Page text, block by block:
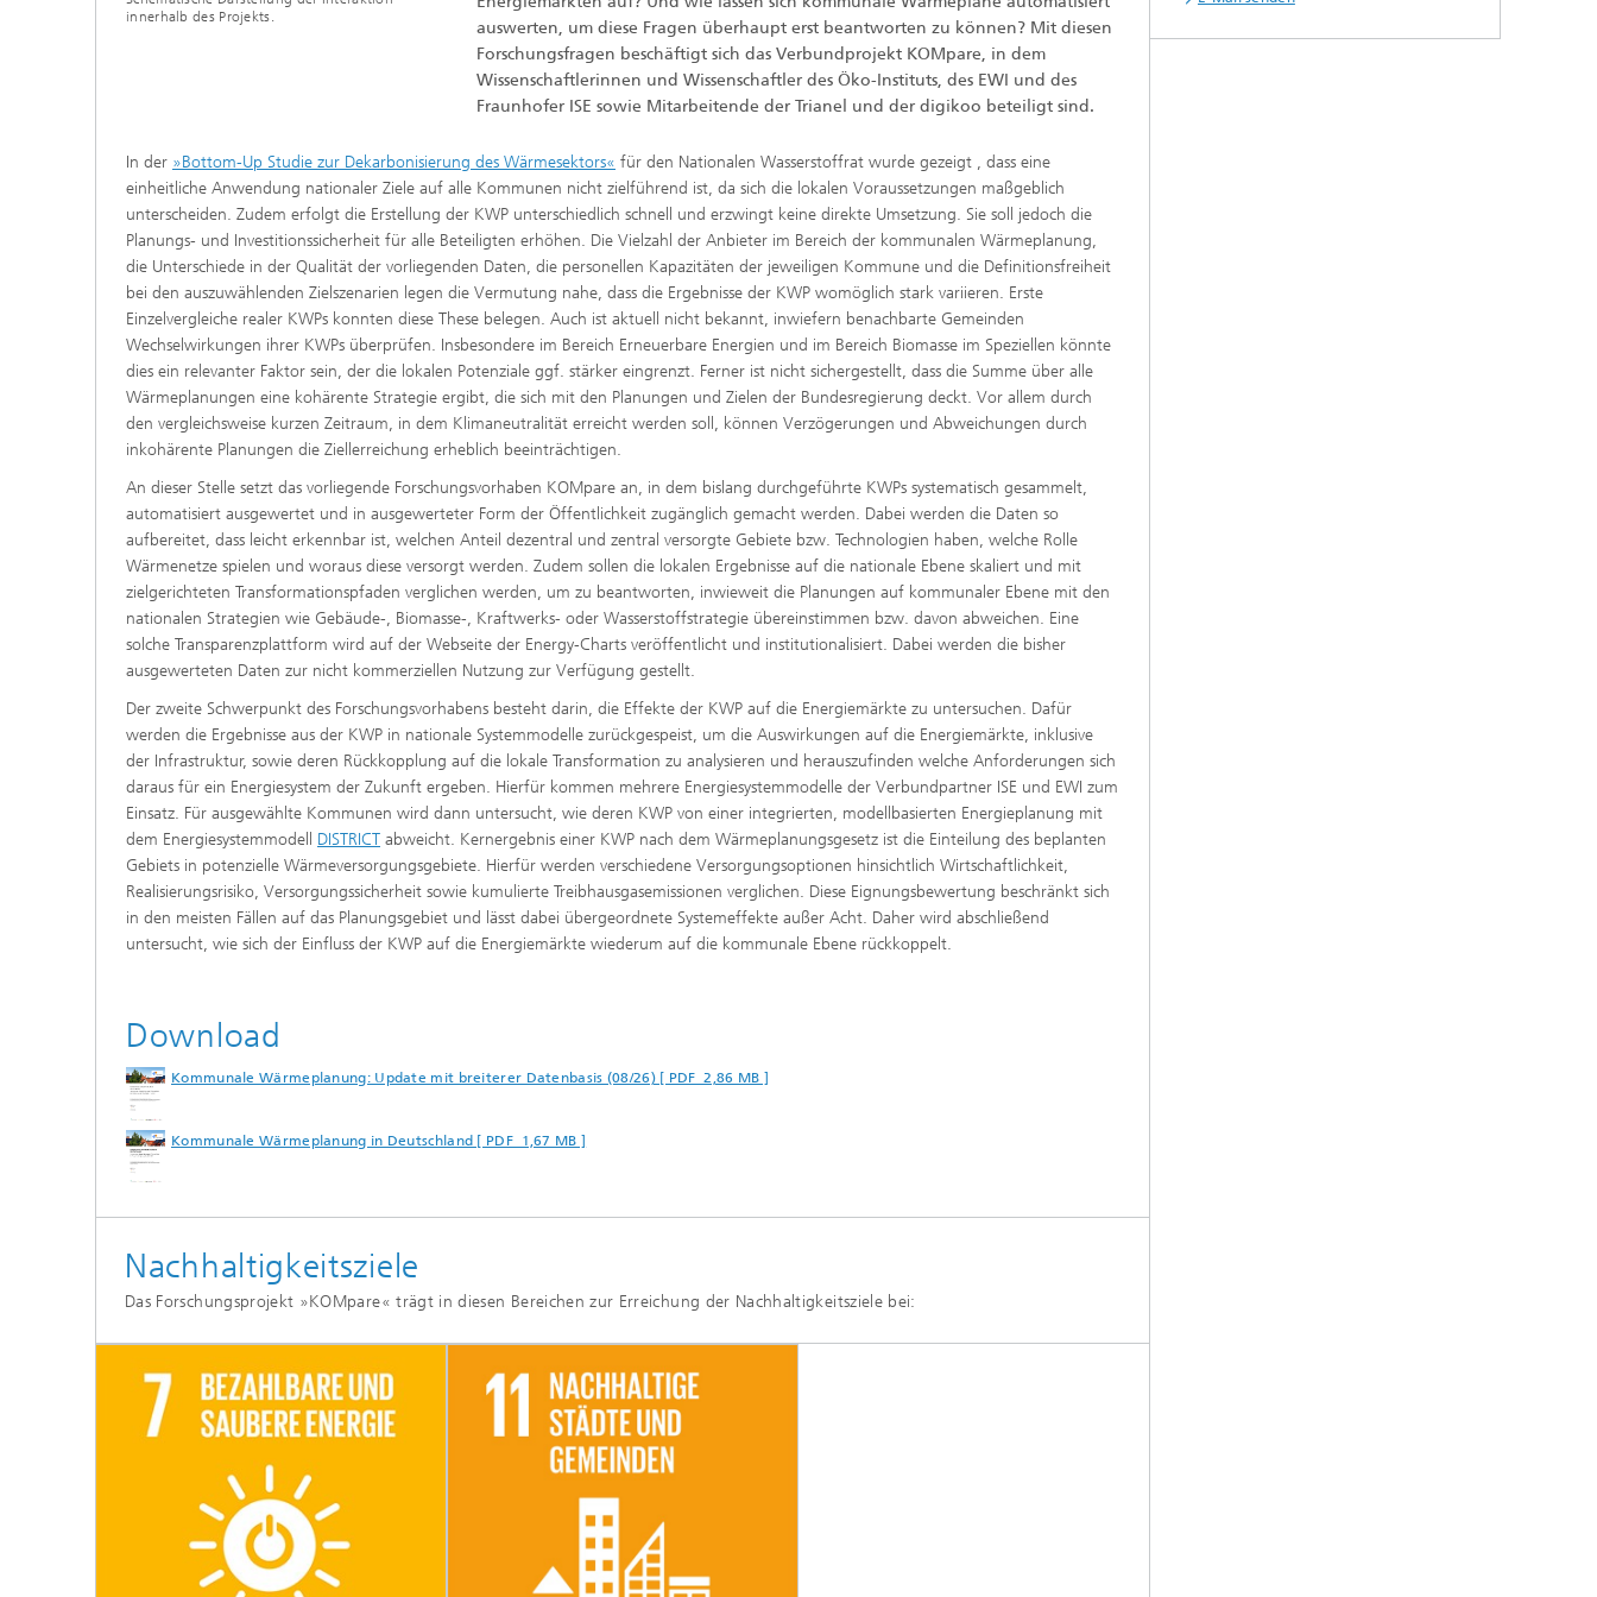
innerhalb des Projekts.
auswerten, um diese Fragen überhaupt erst beantworten zu können? Mit diesen
Forschungsfragen beschäftigt sich das Verbundprojekt KOMpare, in dem
Wissenschaftlerinnen und Wissenschaftler des Öko-Instituts, des EWI und des
Fraunhofer ISE sowie Mitarbeitende der Trianel und der digikoo beteiligt sind.
In der »Bottom-Up Studie zur Dekarbonisierung des Wärmesektors« für den Nationalen Wasserstoffrat wurde gezeigt , dass eine
einheitliche Anwendung nationaler Ziele auf alle Kommunen nicht zielführend ist, da sich die lokalen Voraussetzungen maßgeblich
unterscheiden. Zudem erfolgt die Erstellung der KWP unterschiedlich schnell und erzwingt keine direkte Umsetzung. Sie soll jedoch die
Planungs- und Investitionssicherheit für alle Beteiligten erhöhen. Die Vielzahl der Anbieter im Bereich der kommunalen Wärmeplanung,
die Unterschiede in der Qualität der vorliegenden Daten, die personellen Kapazitäten der jeweiligen Kommune und die Definitionsfreiheit
bei den auszuwählenden Zielszenarien legen die Vermutung nahe, dass die Ergebnisse der KWP womöglich stark variieren. Erste
Einzelvergleiche realer KWPs konnten diese These belegen. Auch ist aktuell nicht bekannt, inwiefern benachbarte Gemeinden
Wechselwirkungen ihrer KWPs überprüfen. Insbesondere im Bereich Erneuerbare Energien und im Bereich Biomasse im Speziellen könnte
dies ein relevanter Faktor sein, der die lokalen Potenziale ggf. stärker eingrenzt. Ferner ist nicht sichergestellt, dass die Summe über alle
Wärmeplanungen eine kohärente Strategie ergibt, die sich mit den Planungen und Zielen der Bundesregierung deckt. Vor allem durch
den vergleichsweise kurzen Zeitraum, in dem Klimaneutralität erreicht werden soll, können Verzögerungen und Abweichungen durch
inkohärente Planungen die Ziellerreichung erheblich beeinträchtigen.
An dieser Stelle setzt das vorliegende Forschungsvorhaben KOMpare an, in dem bislang durchgeführte KWPs systematisch gesammelt,
automatisiert ausgewertet und in ausgewerteter Form der Öffentlichkeit zugänglich gemacht werden. Dabei werden die Daten so
aufbereitet, dass leicht erkennbar ist, welchen Anteil dezentral und zentral versorgte Gebiete bzw. Technologien haben, welche Rolle
Wärmenetze spielen und woraus diese versorgt werden. Zudem sollen die lokalen Ergebnisse auf die nationale Ebene skaliert und mit
zielgerichteten Transformationspfaden verglichen werden, um zu beantworten, inwieweit die Planungen auf kommunaler Ebene mit den
nationalen Strategien wie Gebäude-, Biomasse-, Kraftwerks- oder Wasserstoffstrategie übereinstimmen bzw. davon abweichen. Eine
solche Transparenzplattform wird auf der Webseite der Energy-Charts veröffentlicht und institutionalisiert. Dabei werden die bisher
ausgewerteten Daten zur nicht kommerziellen Nutzung zur Verfügung gestellt.
Der zweite Schwerpunkt des Forschungsvorhabens besteht darin, die Effekte der KWP auf die Energiemärkte zu untersuchen. Dafür
werden die Ergebnisse aus der KWP in nationale Systemmodelle zurückgespeist, um die Auswirkungen auf die Energiemärkte, inklusive
der Infrastruktur, sowie deren Rückkopplung auf die lokale Transformation zu analysieren und herauszufinden welche Anforderungen sich
daraus für ein Energiesystem der Zukunft ergeben. Hierfür kommen mehrere Energiesystemmodelle der Verbundpartner ISE und EWI zum
Einsatz. Für ausgewählte Kommunen wird dann untersucht, wie deren KWP von einer integrierten, modellbasierten Energieplanung mit
dem Energiesystemmodell DISTRICT abweicht. Kernergebnis einer KWP nach dem Wärmeplanungsgesetz ist die Einteilung des beplanten
Gebiets in potenzielle Wärmeversorgungsgebiete. Hierfür werden verschiedene Versorgungsoptionen hinsichtlich Wirtschaftlichkeit,
Realisierungsrisiko, Versorgungssicherheit sowie kumulierte Treibhausgasemissionen verglichen. Diese Eignungsbewertung beschränkt sich
in den meisten Fällen auf das Planungsgebiet und lässt dabei übergeordnete Systemeffekte außer Acht. Daher wird abschließend
untersucht, wie sich der Einfluss der KWP auf die Energiemärkte wiederum auf die kommunale Ebene rückkoppelt.
Download
Kommunale Wärmeplanung: Update mit breiterer Datenbasis (08/26) [ PDF 2,86 MB ]
Kommunale Wärmeplanung in Deutschland [ PDF 1,67 MB ]
Nachhaltigkeitsziele
Das Forschungsprojekt »KOMpare« trägt in diesen Bereichen zur Erreichung der Nachhaltigkeitsziele bei: